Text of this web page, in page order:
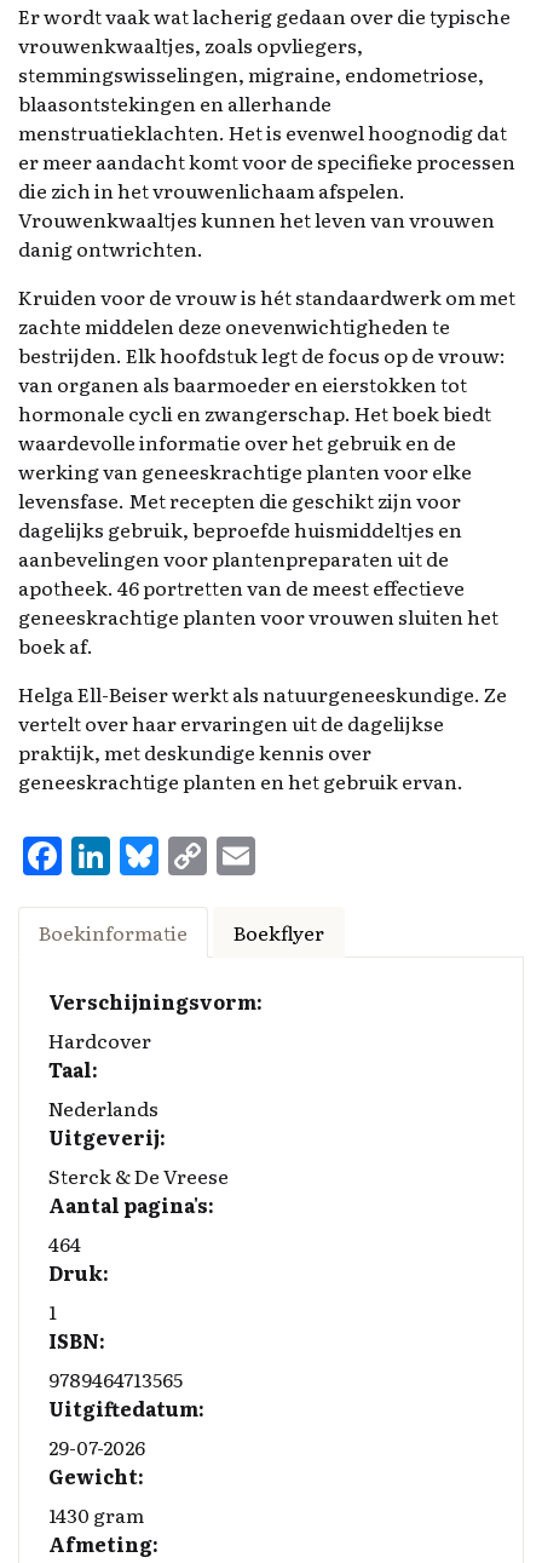
Er wordt vaak wat lacherig gedaan over die typische
vrouwenkwaaltjes, zoals opvliegers,
stemmingswisselingen, migraine, endometriose,
blaasontstekingen en allerhande
menstruatieklachten. Het is evenwel hoognodig dat
er meer aandacht komt voor de specifieke processen
die zich in het vrouwenlichaam afspelen.
Vrouwenkwaaltjes kunnen het leven van vrouwen
danig ontwrichten.
Kruiden voor de vrouw is hét standaardwerk om met
zachte middelen deze onevenwichtigheden te
bestrijden. Elk hoofdstuk legt de focus op de vrouw:
van organen als baarmoeder en eierstokken tot
hormonale cycli en zwangerschap. Het boek biedt
waardevolle informatie over het gebruik en de
werking van geneeskrachtige planten voor elke
levensfase. Met recepten die geschikt zijn voor
dagelijks gebruik, beproefde huismiddeltjes en
aanbevelingen voor plantenpreparaten uit de
apotheek. 46 portretten van de meest effectieve
geneeskrachtige planten voor vrouwen sluiten het
boek af.
Helga Ell-Beiser werkt als natuurgeneeskundige. Ze
vertelt over haar ervaringen uit de dagelijkse
praktijk, met deskundige kennis over
geneeskrachtige planten en het gebruik ervan.
F
a
ce
o
o
k
Li
n
k
d
I
n
Bl
u
es
y
C
o
y
Li
ai
Boekinformatie Boekflyer
Verschijningsvorm:
Hardcover
Taal:
Nederlands
Uitgeverij:
Sterck & De Vreese
Aantal pagina's:
464
Druk:
1
ISBN:
9789464713565
Uitgiftedatum:
29-07-2026
Gewicht:
1430 gram
Afmeting: